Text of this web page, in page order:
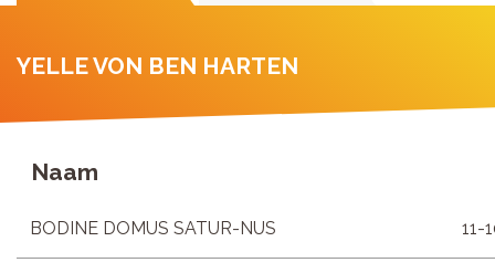
YELLE VON BEN HARTEN
Naam
BODINE DOMUS SATUR-NUS 11-